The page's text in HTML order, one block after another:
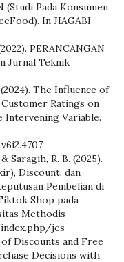
(Studi Pada Konsumen
In JIAGABI
PERANCANGAN
Jurnal Teknik
The Influence of
Ratings on
Intervening Variable.
Saragih, R. B. (2025).
Discount, dan
Pembelian di
Shop pada
Methodis
jes
of Discounts and Free
Decisions with